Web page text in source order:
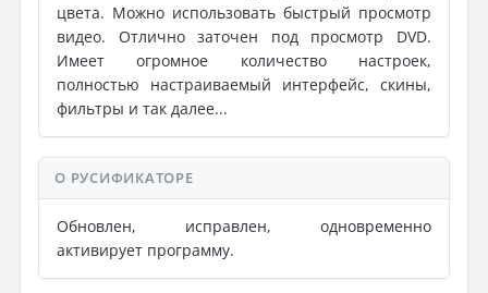
цвета. Можно использовать быстрый просмотр
видео. Отлично заточен под просмотр DVD.
Имеет огромное количество настроек,
полностью настраиваемый интерфейс, скины,
фильтры и так далее...
О РУСИФИКАТОРЕ
Обновлен, исправлен, одновременно
активирует программу.